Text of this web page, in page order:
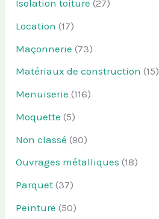
Isolation toiture (27)
Location (17)
Maçonnerie (73)
Matériaux de construction (15)
Menuiserie (116)
Moquette (5)
Non classé (90)
Ouvrages métalliques (18)
Parquet (37)
Peinture (50)